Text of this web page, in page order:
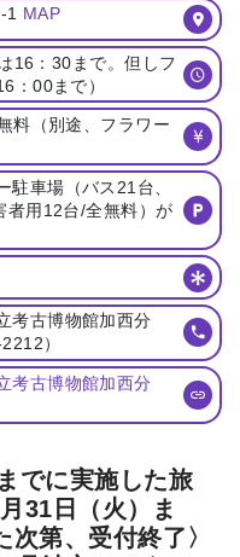
1 MAP
16：30まで。但しフ
：00まで）
料（別途、フラワー
駐車場（バス21台、
者用12台/全無料）が
考古博物館加西分
）
考古博物館加西分
でに実施した旅
日（火）ま
第、受付終了〉